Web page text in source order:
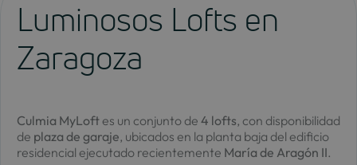
Luminosos Lofts en
Zaragoza
Culmia MyLoftes un conjunto de 4 lofts, con disponibilidad
de plaza de garaje, ubicados en la planta baja del edificio
residencial ejecutado recientemente María de Aragón II.